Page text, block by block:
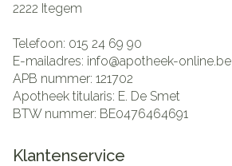
2222 Itegem
Telefoon: 015 24 69 90
E-mailadres: info@apotheek-online.be
APB nummer: 121702
Apotheek titularis: E. De Smet
BTW nummer: BE0476464691
Klantenservice